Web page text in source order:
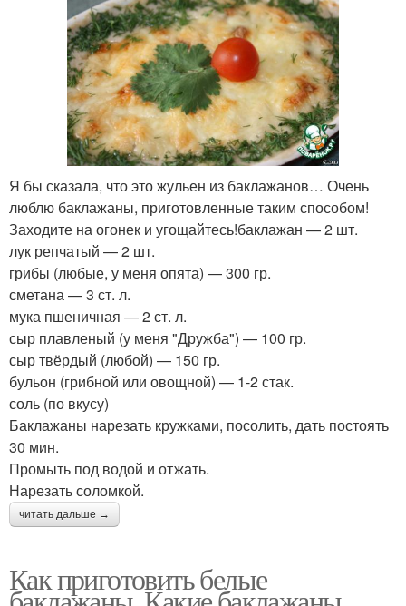
Я бы сказала, что это жульен из баклажанов… Очень
люблю баклажаны, приготовленные таким способом!
Заходите на огонек и угощайтесь!баклажан — 2 шт.
лук репчатый — 2 шт.
грибы (любые, у меня опята) — 300 гр.
сметана — 3 ст. л.
мука пшеничная — 2 ст. л.
сыр плавленый (у меня "Дружба") — 100 гр.
сыр твёрдый (любой) — 150 гр.
бульон (грибной или овощной) — 1-2 стак.
соль (по вкусу)
Баклажаны нарезать кружками, посолить, дать постоять
30 мин.
Промыть под водой и отжать.
Нарезать соломкой.
читать дальше →
Как приготовить белые